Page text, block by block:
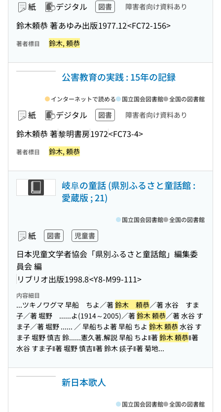
紙 デジタル 図書 障害者向け資料あり
鈴木頼恭 著あゆみ出版1977.12<FC72-156>
著者標目 鈴木, 頼恭
公害教育の実践 : 15年の記録
紙 デジタル 図書 障害者向け資料あり
鈴木頼恭 著黎明書房1972<FC73-4>
インターネットで読める 国立国会図書館 全国の図書館
著者標目 鈴木, 頼恭
岐阜の童話 (県別ふるさと童話館 :
愛蔵版 ; 21)
紙 図書 児童書
日本児童文学者協会「県別ふるさと童話館」編集委
員会 編
リブリオ出版1998.8<Y8-M99-111>
国立国会図書館 全国の図書館
内容細目
...ツキノワグマ 早船 ちよ／著鈴木 頼恭／著 水谷 すま
子／著 堀野 ......よ(1914～2005)／著鈴木 頼恭／著 水谷 す
ま子／著 堀野 ...... ／ 早船ちよ著 早船 ちよ 鈴木 頼恭水谷 す
ま子 堀野 慎吉 鈴......憲久著.解説 早船 ちよ‖著鈴木 頼恭‖著
水谷 すま子‖著 堀野 慎吉‖著 鈴木 鍈子‖著 菊地...
新日本歌人
国立国会図書館 全国の図書館